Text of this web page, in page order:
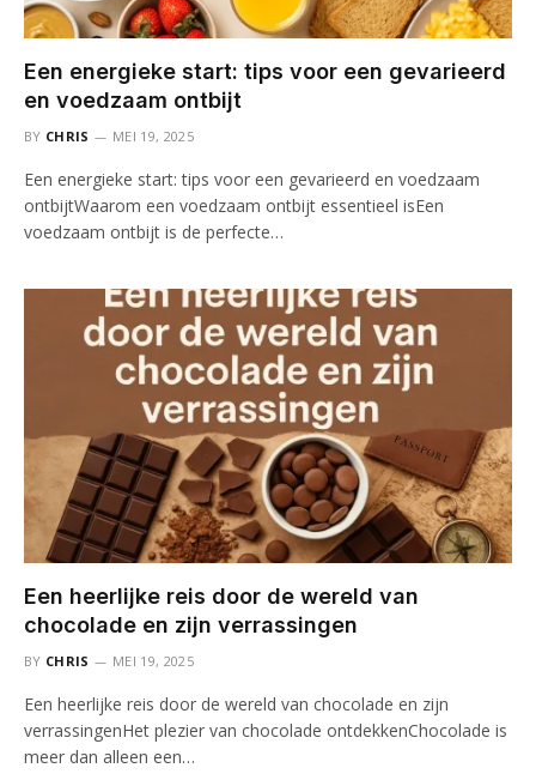
Een energieke start: tips voor een gevarieerd
en voedzaam ontbijt
BY CHRIS MEI 19, 2025
Een energieke start: tips voor een gevarieerd en voedzaam
ontbijtWaarom een voedzaam ontbijt essentieel isEen
voedzaam ontbijt is de perfecte…
Een heerlijke reis door de wereld van
chocolade en zijn verrassingen
BY CHRIS MEI 19, 2025
Een heerlijke reis door de wereld van chocolade en zijn
verrassingenHet plezier van chocolade ontdekkenChocolade is
meer dan alleen een…